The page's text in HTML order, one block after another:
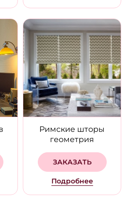
Римские шторы
геометрия
ЗАКАЗАТЬ
Подробнее